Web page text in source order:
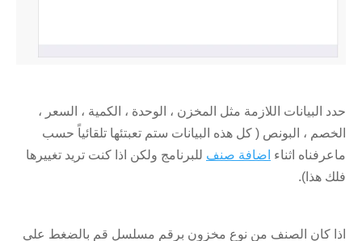
حدد البيانات اللازمة مثل المخزن ، الوحدة ، الكمية ، السعر ،
الخصم ، البونص ( كل هذه البيانات ستم تعبتئها تلقائياً حسب
ماعرفناه اثناء اضافة صنف للبرنامج ولكن اذا كنت تريد تغييرها
فلك هذا).
اذا كان الصنف من نوع مخزون برقم مسلسل قم بالضغط علي